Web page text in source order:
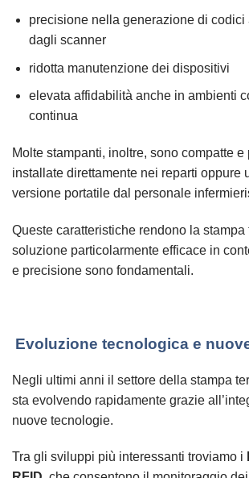
precisione nella generazione di codici
dagli scanner
ridotta manutenzione dei dispositivi
elevata affidabilità anche in ambienti
continua
Molte stampanti, inoltre, sono compatte
installate direttamente nei reparti oppure
versione portatile dal personale
Queste caratteristiche rendono la stampa
soluzione particolarmente efficace in
e precisione sono fondamentali.
Evoluzione tecnologica e
Negli ultimi anni il settore della stampa
sta evolvendo rapidamente grazie
nuove tecnologie.
Tra gli sviluppi più interessanti troviamo i